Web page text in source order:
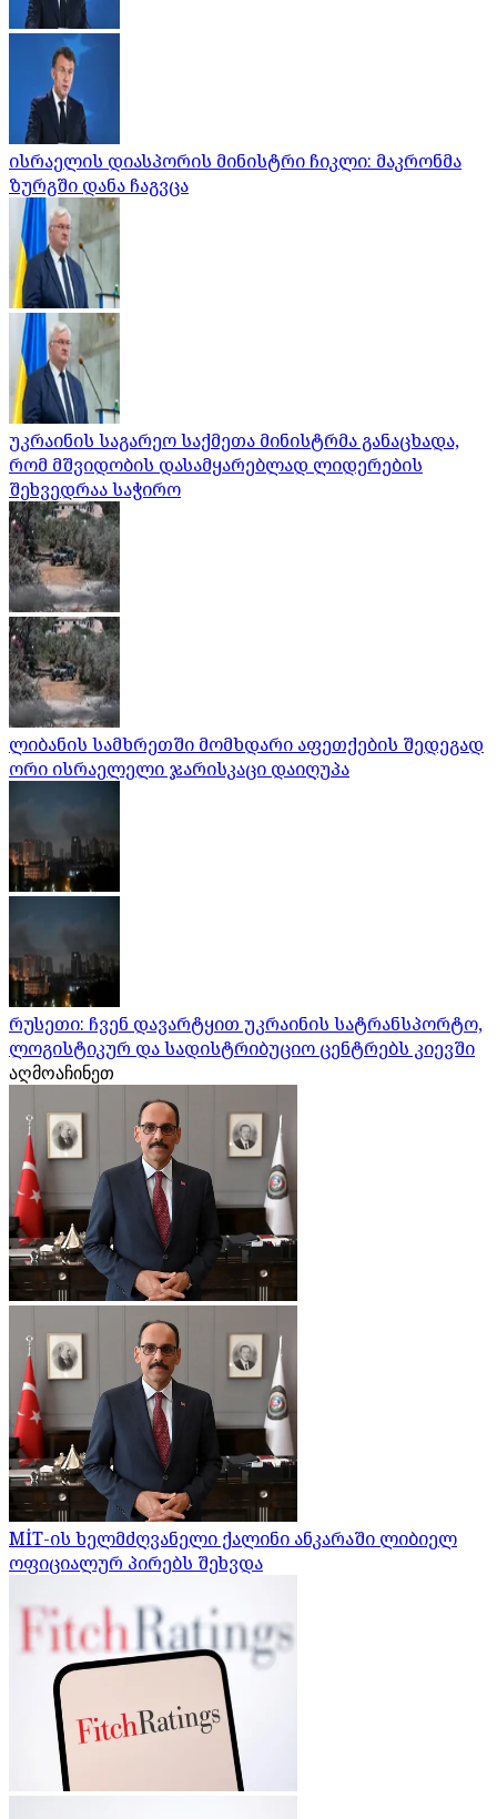
ისრაელის დიასპორის მინისტრი ჩიკლი: მაკრონმა
ზურგში დანა ჩაგვცა
უკრაინის საგარეო საქმეთა მინისტრმა განაცხადა,
რომ მშვიდობის დასამყარებლად ლიდერების
შეხვედრაა საჭირო
ლიბანის სამხრეთში მომხდარი აფეთქების შედეგად
ორი ისრაელელი ჯარისკაცი დაიღუპა
რუსეთი: ჩვენ დავარტყით უკრაინის სატრანსპორტო,
ლოგისტიკურ და სადისტრიბუციო ცენტრებს კიევში
აღმოაჩინეთ
MİT-ის ხელმძღვანელი ქალინი ანკარაში ლიბიელ
ოფიციალურ პირებს შეხვდა